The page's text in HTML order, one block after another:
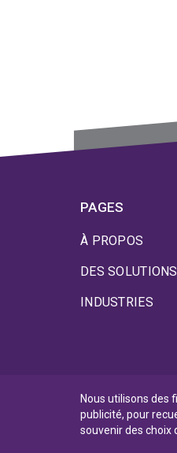
PAGES
À PROPOS
DES SOLUTIONS
INDUSTRIES
Politique de
Nous utilisons des
publicité, pour
souvenir des choix